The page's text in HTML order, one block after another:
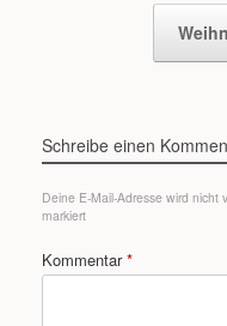
Schreibe einen
Deine E-Mail-Adresse wird nicht
markiert
Kommentar*